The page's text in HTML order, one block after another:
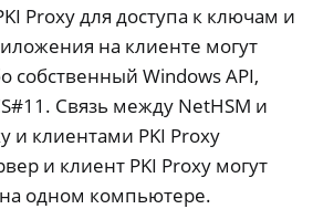
Proxy для доступа к ключам и
на клиенте могут
собственный Windows API,
Связь между NetHSM и
и клиентами PKI Proxy
и клиент PKI Proxy могут
одном компьютере.